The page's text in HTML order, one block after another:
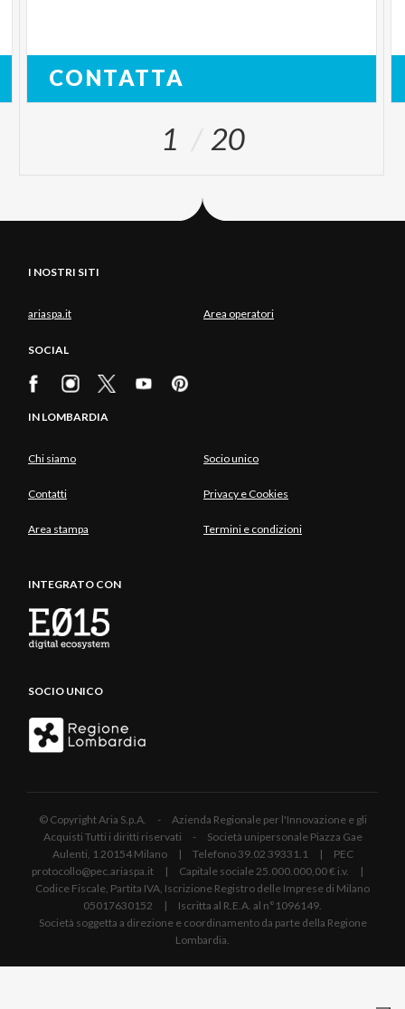
CONTATTA
1 20
I NOSTRI SITI
ariaspa.it Area operatori
SOCIAL
IN LOMBARDIA
Chi siamo Socio unico
Contatti Privacy e Cookies
Area stampa Termini e condizioni
INTEGRATO CON
SOCIO UNICO
© Copyright Aria S.p.A. - Azienda Regionale per l'Innovazione e gli
Acquisti Tutti i diritti riservati - Società unipersonale Piazza Gae
Aulenti, 1 20154 Milano | Telefono 39.02 39331.1 | PEC
protocollo@pec.ariaspa.it | Capitale sociale 25.000.000,00 € i.v. |
Codice Fiscale, Partita IVA, Iscrizione Registro delle Imprese di Milano
05017630152 | Iscritta al R.E.A. al n°1096149.
Società soggetta a direzione e coordinamento da parte della Regione
Lombardia.